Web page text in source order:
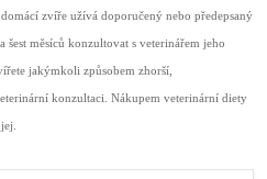
zvíře užívá doporučený nebo předepsaný
měsíců konzultovat s veterinářem jeho
jakýmkoli způsobem zhorší,
konzultaci. Nákupem veterinární diety